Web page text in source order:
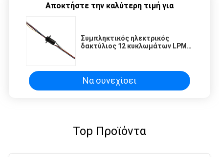
Αποκτήστε την καλύτερη τιμή για
Συμπληκτικός ηλεκτρικός
δακτύλιος 12 κυκλωμάτων LPM-
Να συνεχίσει
Top Προϊόντα